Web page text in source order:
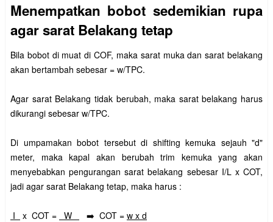
Menempatkan bobot sedemikian rupa
agar sarat Belakang tetap
Bila bobot di muat di COF, maka sarat muka dan sarat belakang
akan bertambah sebesar = w/TPC.
Agar sarat Belakang tidak berubah, maka sarat belakang harus
dikurangi sebesar w/TPC.
Di umpamakan bobot tersebut di shifting kemuka sejauh "d"
meter, maka kapal akan berubah trim kemuka yang akan
menyebabkan pengurangan sarat belakang sebesar I/L x COT,
jadi agar sarat Belakang tetap, maka harus :
I x COT = W ➡️ COT = w x d